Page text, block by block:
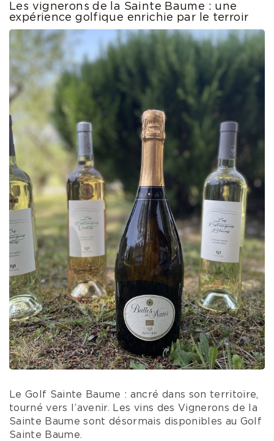
Les vignerons de la Sainte Baume : une
expérience golfique enrichie par le terroir
Le Golf Sainte Baume : ancré dans son territoire,
tourné vers l’avenir. Les vins des Vignerons de la
Sainte Baume sont désormais disponibles au Golf
Sainte Baume.